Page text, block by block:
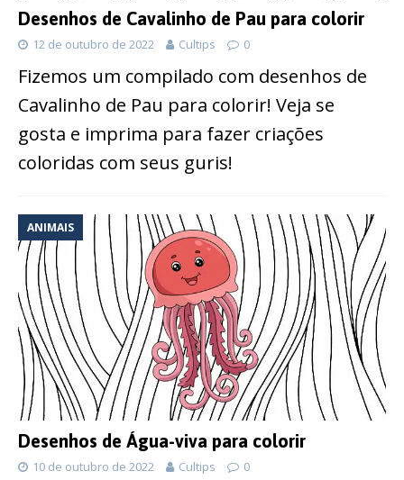
Desenhos de Cavalinho de Pau para colorir
12 de outubro de 2022 Cultips 0
Fizemos um compilado com desenhos de
Cavalinho de Pau para colorir! Veja se
gosta e imprima para fazer criações
coloridas com seus guris!
ANIMAIS
Desenhos de Água-viva para colorir
10 de outubro de 2022 Cultips 0